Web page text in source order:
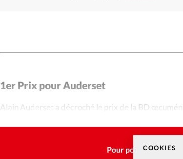
COOKIES
1er Prix pour Auderset
Alain Auderset a décroché le prix de la BD
Pour poursuivre la